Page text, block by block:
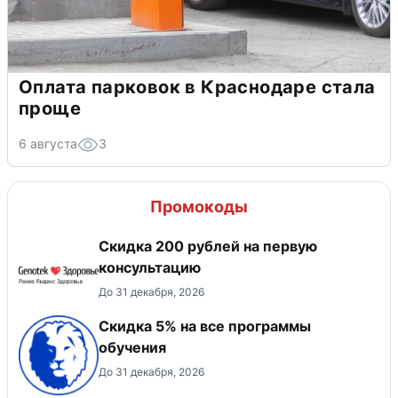
Оплата парковок в Краснодаре стала
проще
6 августа 3
Промокоды
Скидка 200 рублей на первую
консультацию
До 31 декабря, 2026
Скидка 5% на все программы
обучения
До 31 декабря, 2026